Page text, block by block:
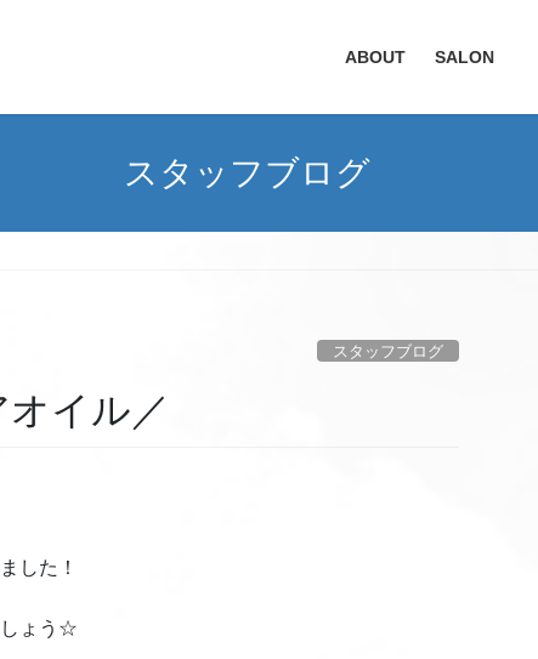
ABOUT SALON
スタッフブログ
スタッフブログ
イル／
した！
しょう☆